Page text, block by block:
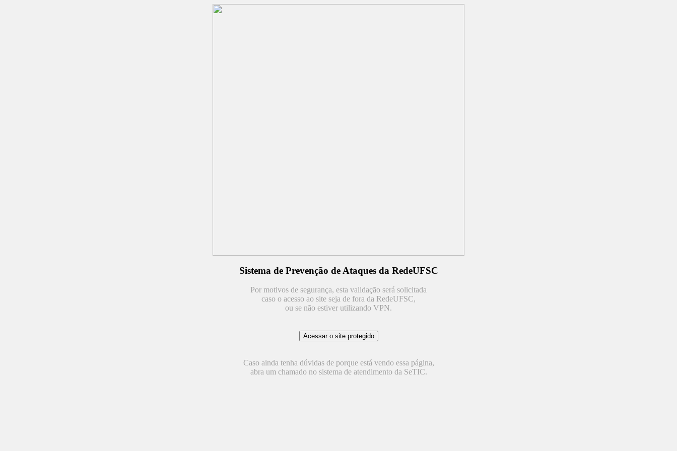
Sistema de Prevenção de Ataques da RedeUFSC
Por motivos de segurança, esta validação será solicitada
caso o acesso ao site seja de fora da RedeUFSC,
ou se não estiver utilizando VPN.
Caso ainda tenha dúvidas de porque está vendo essa página,
abra um chamado no sistema de atendimento da SeTIC.